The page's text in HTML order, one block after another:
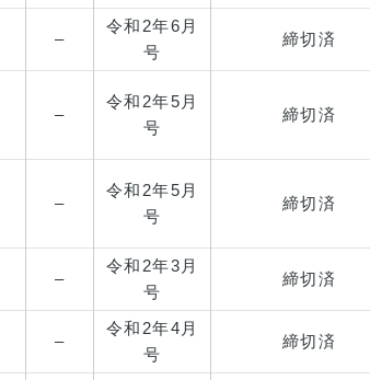
–
令和2年6月
号
締切済
–
令和2年5月
号
締切済
–
令和2年5月
号
締切済
–
令和2年3月
号
締切済
–
令和2年4月
号
締切済